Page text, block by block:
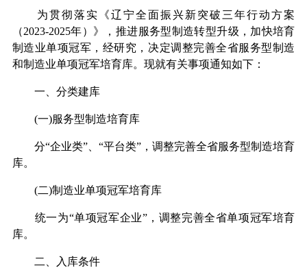
为贯彻落实《辽宁全面振兴新突破三年行动方案
（2023-2025年）》，推进服务型制造转型升级，加快培育
制造业单项冠军，经研究，决定调整完善全省服务型制造
和制造业单项冠军培育库。现就有关事项通知如下：
一、分类建库
(一)服务型制造培育库
分“企业类”、“平台类”，调整完善全省服务型制造培育
库。
(二)制造业单项冠军培育库
统一为“单项冠军企业”，调整完善全省单项冠军培育
库。
二、入库条件